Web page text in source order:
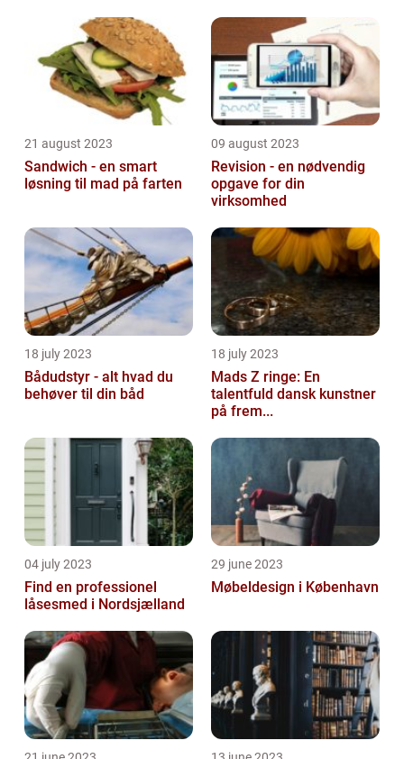
21 august 2023
Sandwich - en smart
løsning til mad på farten
09 august 2023
Revision - en nødvendig
opgave for din
virksomhed
18 july 2023
Bådudstyr - alt hvad du
behøver til din båd
18 july 2023
Mads Z ringe: En
talentfuld dansk kunstner
på frem...
04 july 2023
Find en professionel
låsesmed i Nordsjælland
29 june 2023
Møbeldesign i København